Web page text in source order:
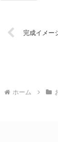
完成イメー
ホーム